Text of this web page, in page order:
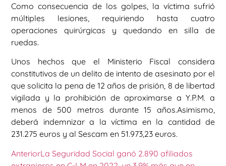
Como consecuencia de los golpes, la víctima sufrió
múltiples lesiones, requiriendo hasta cuatro
operaciones quirúrgicas y quedando en silla de
ruedas.
Unos hechos que el Ministerio Fiscal considera
constitutivos de un delito de intento de asesinato por el
que solicita la pena de 12 años de prisión, 8 de libertad
vigilada y la prohibición de aproximarse a Y.P.M. a
menos de 500 metros durante 15 años.Asimismo,
deberá indemnizar a la víctima en la cantidad de
231.275 euros y al Sescam en 51.973,23 euros.
AnteriorLa Seguridad Social ganó 2.890 afiliados